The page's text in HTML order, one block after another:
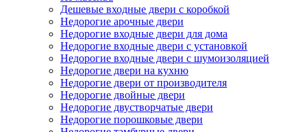
Дешевые входные двери с коробкой
Недорогие арочные двери
Недорогие входные двери для дома
Недорогие входные двери с установкой
Недорогие входные двери с шумоизоляцией
Недорогие двери на кухню
Недорогие двери от производителя
Недорогие двойные двери
Недорогие двустворчатые двери
Недорогие порошковые двери